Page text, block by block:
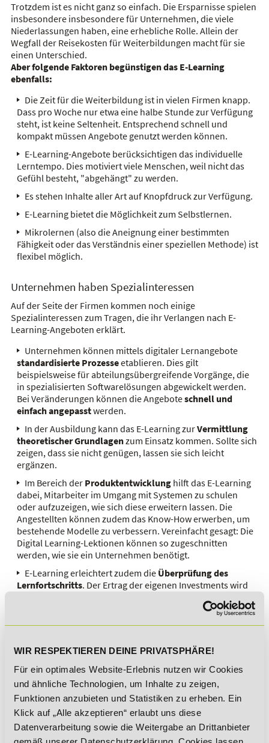
WIR RESPEKTIEREN DEINE PRIVATSPHÄRE!
Für ein optimales Website-Erlebnis nutzen wir Cookies
und ähnliche Technologien, um Inhalte zu zeigen,
Funktionen anzubieten und Statistiken zu erheben. Ein
Klick auf „Alle akzeptieren“ erlaubt uns diese
Datenverarbeitung sowie die Weitergabe an Drittanbieter
Trotzdem ist es nicht ganz so einfach. Die Ersparnisse spielen
insbesondere insbesondere für Unternehmen, die viele
Niederlassungen haben, eine erhebliche Rolle. Allein der
Wegfall der Reisekosten für Weiterbildungen macht für sie
einen Unterschied.
Aber folgende Faktoren begünstigen das E-Learning
ebenfalls:
Die Zeit für die Weiterbildung ist in vielen Firmen knapp.
Dass pro Woche nur etwa eine halbe Stunde zur Verfügung
steht, ist keine Seltenheit. Entsprechend schnell und
kompakt müssen Angebote genutzt werden können.
E-Learning-Angebote berücksichtigen das individuelle
Lerntempo. Dies motiviert viele Menschen, weil nicht das
Gefühl besteht, "abgehängt" zu werden.
Es stehen Inhalte aller Art auf Knopfdruck zur Verfügung.
E-Learning bietet die Möglichkeit zum Selbstlernen.
Mikrolernen (also die Aneignung einer bestimmten
Fähigkeit oder das Verständnis einer speziellen Methode) ist
flexibel möglich.
Unternehmen haben Spezialinteressen
Auf der Seite der Firmen kommen noch einige
Spezialinteressen zum Tragen, die ihr Verlangen nach E-
Learning-Angeboten erklärt.
Unternehmen können mittels digitaler Lernangebote
standardisierte Prozesseetablieren. Dies gilt
beispielsweise für abteilungsübergreifende Vorgänge, die
in spezialisierten Softwarelösungen abgewickelt werden.
Bei Veränderungen können die Angeboteschnell und
einfach angepasstwerden.
In der Ausbildung kann das E-Learning zurVermittlung
theoretischer Grundlagenzum Einsatz kommen. Sollte sich
zeigen, dass sie nicht genügen, lassen sie sich leicht
ergänzen.
Im Bereich der Produktentwicklunghilft das E-Learning
dabei, Mitarbeiter im Umgang mit Systemen zu schulen
oder aufzuzeigen, wie sich diese erweitern lassen. Die
Angestellten können zudem das Know-How erwerben, um
bestehende Modelle zu verbessern. Vereinfacht gesagt: Die
Digital Learning-Lektionen können so zugeschnitten
werden, wie sie ein Unternehmen benötigt.
E-Learning erleichtert zudem die Überprüfung des
Lernfortschritts. Der Ertrag der eigenen Investments wird
Spezialisten gesucht
Es gibt keinen Zweifel, dass die Entwicklung der digitalen
Unternehmen daher darauf Fachwissen rund um das Thema
E-Learning ins Haus zu holen. Denn für diese Angebote sind
Spezialisten notwendig, die sie warten, fortentwickeln und
auch auf individuelle Anforderungen einzelner
Unternehmensbereiche eingehen.
Die Umsetzung von Digital Learning Angeboten umfasst die